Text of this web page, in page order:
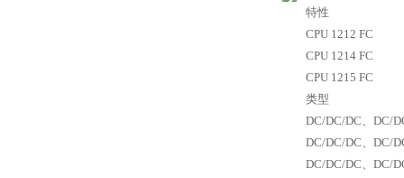
特性
CPU 1212 FC
CPU 1214 FC
CPU 1215 FC
类型
DC/DC/DC、DC/
DC/DC/DC、DC/
DC/DC/DC、DC/